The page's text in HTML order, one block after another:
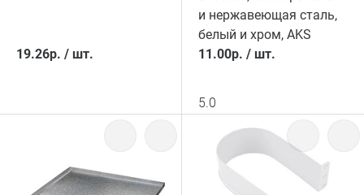
19.26р. / шт.
и нержавеющая сталь,
белый и хром, AKS
11.00р. / шт.
5.0